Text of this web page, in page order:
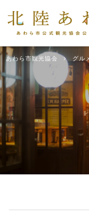
あわら市観光協会 グル